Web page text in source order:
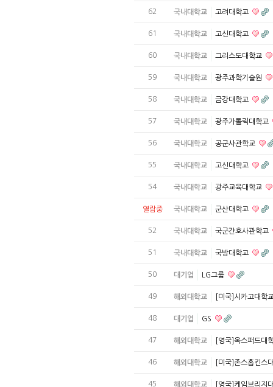
62 국내대학교 고려대학교
61 국내대학교 고신대학교
60 국내대학교 그리스도대학교
59 국내대학교 광주과학기술원
58 국내대학교 금강대학교
57 국내대학교 광주가톨릭대학교
56 국내대학교 공군사관학교
55 국내대학교 고신대학교
54 국내대학교 광주교육대학교
열람중 국내대학교 군산대학교
52 국내대학교 국군간호사관학교
51 국내대학교 국방대학교
50 대기업 LG그룹
49 해외대학교 [미국]시카고대학
48 대기업 GS
47 해외대학교 [영국]옥스퍼드대
46 해외대학교 [미국]존스홉킨스
45 해외대학교 [영국]케임브리지